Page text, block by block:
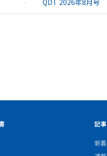
QDT 2026年8月号
記事
新着